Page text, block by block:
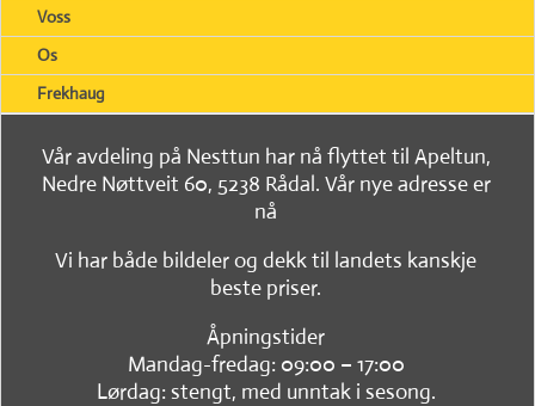
Voss
Os
Frekhaug
Vår avdeling på Nesttun har nå flyttet til Apeltun,
Nedre Nøttveit 60, 5238 Rådal. Vår nye adresse er
nå
Vi har både bildeler og dekk til landets kanskje
beste priser.
Åpningstider
Mandag-fredag: 09:00 – 17:00
Lørdag: stengt, med unntak i sesong.